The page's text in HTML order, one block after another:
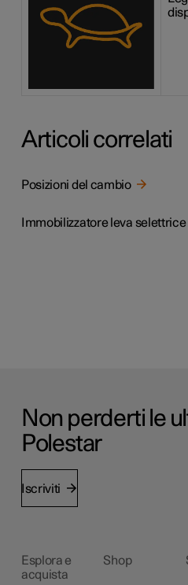
Articoli correlati
Posizioni del cambio
Immobilizzatore leva selettrice
Non perderti le
Polestar
Iscriviti
Esplora e
acquista
Shop